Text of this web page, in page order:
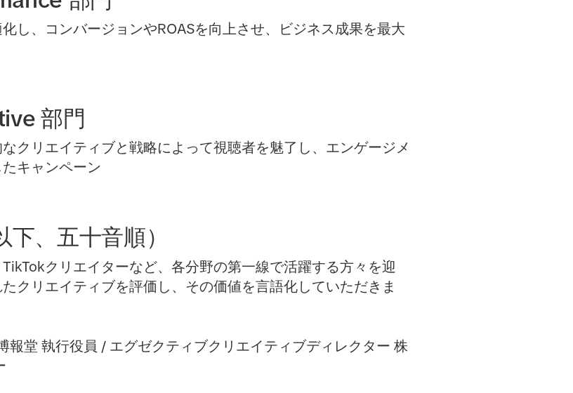
し、コンバージョンやROASを向上させ、ビジネス成果を最大
部門
クリエイティブと戦略によって視聴者を魅了し、エンゲージメ
キャンペーン
、五十音順）
クリエイターなど、各分野の第一線で活躍する方々を迎
クリエイティブを評価し、その価値を言語化していただきま
報堂 執行役員 / エグゼクティブクリエイティブディレクター 株